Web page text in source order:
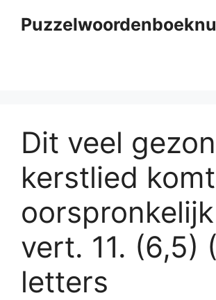
Dit veel
kerstlied komt
vert. 11. (6,5)
letters